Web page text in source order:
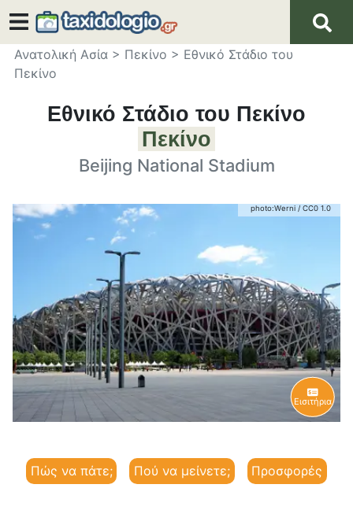
Ανατολική Ασία > Πεκίνο > Εθνικό Στάδιο του
Πεκίνο
Εθνικό Στάδιο του Πεκίνο
Πεκίνο
Beijing National Stadium
photo:Werni / CC0 1.0
Εισιτήρια
Πώς να πάτε; Πού να μείνετε; Προσφορές